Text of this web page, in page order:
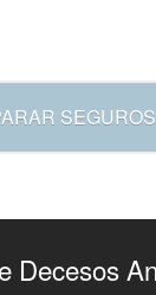
SEGUROS
Decesos